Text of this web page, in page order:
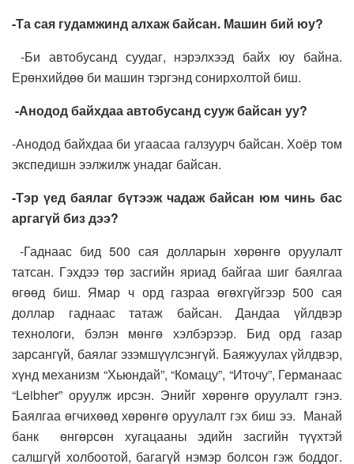
-Та сая гудамжинд алхаж байсан. Машин бий юу?
-Би автобусанд суудаг, нэрэлхээд байх юу байна.
Ерөнхийдөө би машин тэргэнд сонирхолтой биш.
-Анодод байхдаа автобусанд сууж байсан уу?
-Анодод байхдаа би угаасаа галзуурч байсан. Хоёр том
экспедишн ээлжилж унадаг байсан.
-Тэр үед баялаг бүтээж чадаж байсан юм чинь бас
аргагүй биз дээ?
-Гаднаас бид 500 сая долларын хөрөнгө оруулалт
татсан. Гэхдээ төр засгийн яриад байгаа шиг баялгаа
өгөөд биш. Ямар ч орд газраа өгөхгүйгээр 500 сая
доллар гаднаас татаж байсан. Дандаа үйлдвэр
технологи, бэлэн мөнгө хэлбэрээр. Бид орд газар
зарсангүй, баялаг эзэмшүүлсэнгүй. Баяжуулах үйлдвэр,
хүнд механизм “Хьюндай”, “Комацу”, “Иточу”, Германаас
“Leibher” оруулж ирсэн. Энийг хөрөнгө оруулалт гэнэ.
Баялгаа өгчихөөд хөрөнгө оруулалт гэх биш ээ. Манай
банк өнгөрсөн хугацааны эдийн засгийн түүхтэй
салшгүй холбоотой, багагүй нэмэр болсон гэж боддог.